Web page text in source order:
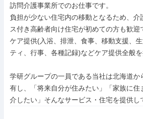
訪問介護事業所でのお仕事です。
負担が少ない住宅内の移動となるため、
ス付き高齢者向け住宅が初めての方も歓迎
ケア提供(入浴、排泄、食事、移動支援、
ティ、行事、各種記録)などケア提供全般を
学研グループの一員である当社は北海道か
有し、「将来自分が住みたい」「家族に住
介したい」そんなサービス・住宅を提供し